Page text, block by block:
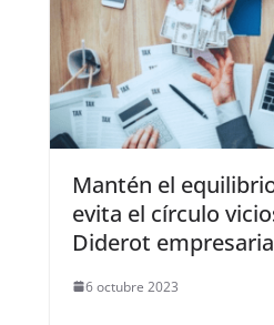
Mantén el
evita el círculo
Diderot
6 octubre 2023